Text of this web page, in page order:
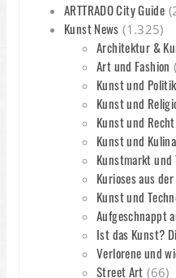
ARTTRADO City Guide
Kunst News (1.325)
Architektur &
Art und Fashion
Kunst und Politik
Kunst und
Kunst und Recht
Kunst und
Kunstmarkt und
Kurioses aus
Kunst und
Aufgeschnappt
Ist das Kunst?
Verlorene und
Street Art (66)